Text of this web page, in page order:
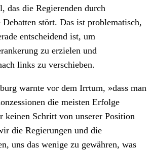
das die Regierenden durch
stört. Das ist problematisch,
entscheidend ist, um
zu erzielen und
links zu verschieben.
warnte vor dem Irrtum, »dass man
die meisten Erfolge
Schritt von unserer Position
die Regierungen und die
uns das wenige zu gewähren, was